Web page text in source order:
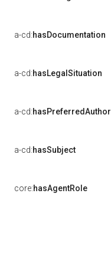
a-cd:hasDocumentation
a-cd:hasLegalSituation
a-cd:hasPreferredAuthor
a-cd:hasSubject
core:hasAgentRole